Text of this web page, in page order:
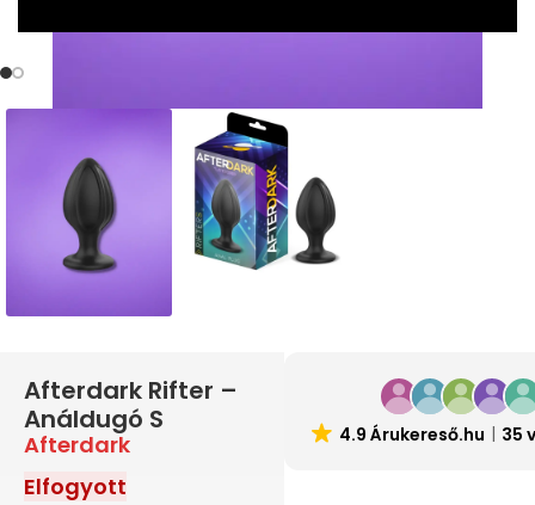
Afterdark Rifter –
Análdugó S
Afterdark
Elfogyott
4.9 Árukereső.hu 35